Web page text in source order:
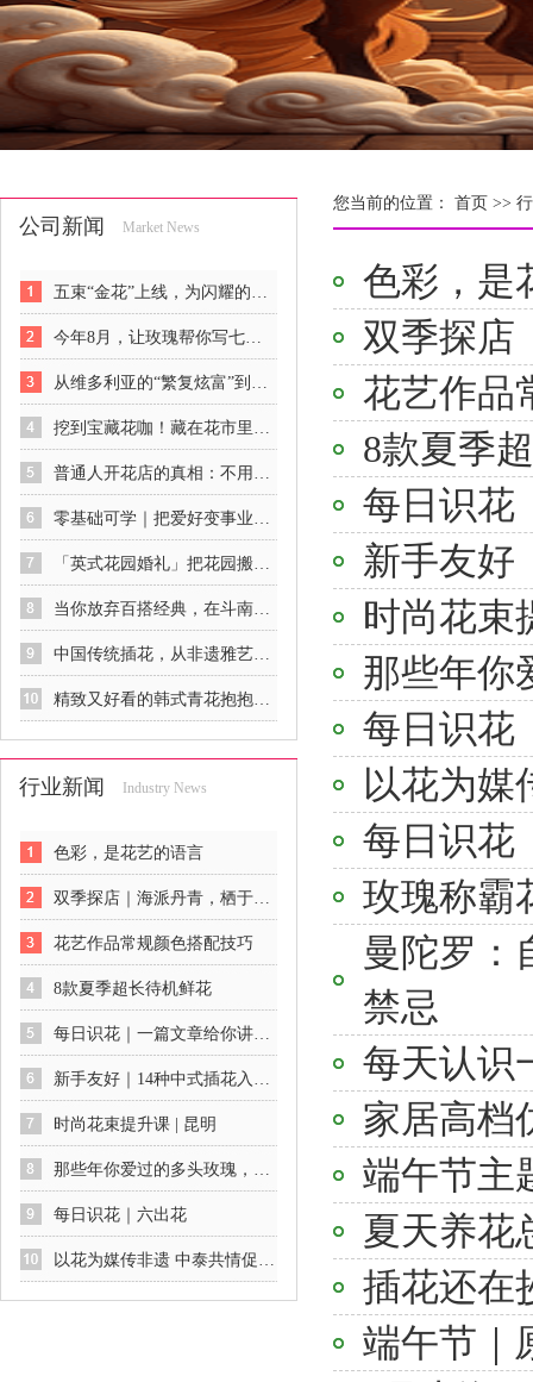
公司新闻 Market News
五束“金花”上线，为闪耀的女人们解锁悦己新姿势
今年8月，让玫瑰帮你写七夕情书
从维多利亚的“繁复炫富”到印象派的“自然呼吸”：欧美花艺的觉醒史
挖到宝藏花咖！藏在花市里的春日治愈秘境
普通人开花店的真相：不用砸钱、不用囤货，零基础也能稳稳入行
零基础可学｜把爱好变事业，花艺是最温柔的谋生方式
「英式花园婚礼」把花园搬进餐厅，像闯进一场下午茶后的秘密花园
当你放弃百搭经典，在斗南花市你可以获得……
中国传统插花，从非遗雅艺到商业新宠
精致又好看的韩式青花抱抱桶花礼
行业新闻 Industry News
色彩，是花艺的语言
双季探店｜海派丹青，栖于花间：一场不期而遇的艺术展
花艺作品常规颜色搭配技巧
8款夏季超长待机鲜花
每日识花｜一篇文章给你讲透绣球花及养护方法
新手友好｜14种中式插花入门公式
时尚花束提升课 | 昆明
那些年你爱过的多头玫瑰，你最爱哪一款
每日识花｜六出花
以花为媒传非遗 中泰共情促交流
您当前的位置： 首页 >>
色彩，是
双季探店
花艺作品
8款夏季
每日识花
新手友好
时尚花束
那些年你
每日识花
以花为媒
每日识花
玫瑰称霸
曼陀罗：
禁忌
每天认识
家居高档
端午节主
夏天养花
插花还在
端午节｜